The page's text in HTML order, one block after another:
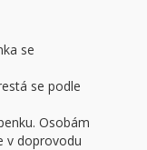
se
se podle
Osobám
v doprovodu